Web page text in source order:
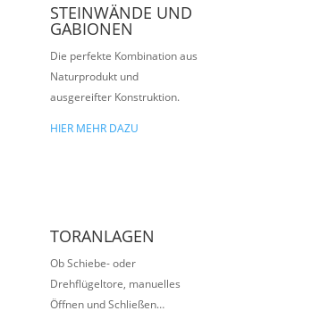
STEINWÄNDE UND
GABIONEN
Die perfekte Kombination aus
Naturprodukt und
ausgereifter Konstruktion.
HIER MEHR DAZU
TORANLAGEN
Ob Schiebe- oder
Drehflügeltore, manuelles
Öffnen und Schließen…